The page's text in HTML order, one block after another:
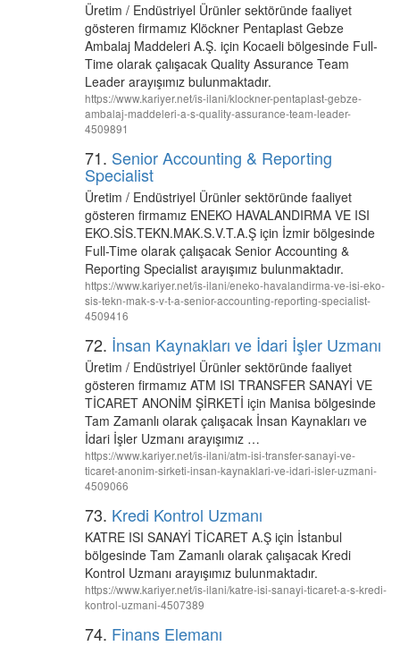
Üretim / Endüstriyel Ürünler sektöründe faaliyet
gösteren firmamız Klöckner Pentaplast Gebze
Ambalaj Maddeleri A.Ş. için Kocaeli bölgesinde Full-
Time olarak çalışacak Quality Assurance Team
Leader arayışımız bulunmaktadır.
https://www.kariyer.net/is-ilani/klockner-pentaplast-gebze-
ambalaj-maddeleri-a-s-quality-assurance-team-leader-
4509891
71. Senior Accounting & Reporting
Specialist
Üretim / Endüstriyel Ürünler sektöründe faaliyet
gösteren firmamız ENEKO HAVALANDIRMA VE ISI
EKO.SİS.TEKN.MAK.S.V.T.A.Ş için İzmir bölgesinde
Full-Time olarak çalışacak Senior Accounting &
Reporting Specialist arayışımız bulunmaktadır.
https://www.kariyer.net/is-ilani/eneko-havalandirma-ve-isi-eko-
sis-tekn-mak-s-v-t-a-senior-accounting-reporting-specialist-
4509416
72. İnsan Kaynakları ve İdari İşler Uzmanı
Üretim / Endüstriyel Ürünler sektöründe faaliyet
gösteren firmamız ATM ISI TRANSFER SANAYİ VE
TİCARET ANONİM ŞİRKETİ için Manisa bölgesinde
Tam Zamanlı olarak çalışacak İnsan Kaynakları ve
İdari İşler Uzmanı arayışımız …
https://www.kariyer.net/is-ilani/atm-isi-transfer-sanayi-ve-
ticaret-anonim-sirketi-insan-kaynaklari-ve-idari-isler-uzmani-
4509066
73. Kredi Kontrol Uzmanı
KATRE ISI SANAYİ TİCARET A.Ş için İstanbul
bölgesinde Tam Zamanlı olarak çalışacak Kredi
Kontrol Uzmanı arayışımız bulunmaktadır.
https://www.kariyer.net/is-ilani/katre-isi-sanayi-ticaret-a-s-kredi-
kontrol-uzmani-4507389
74. Finans Elemanı